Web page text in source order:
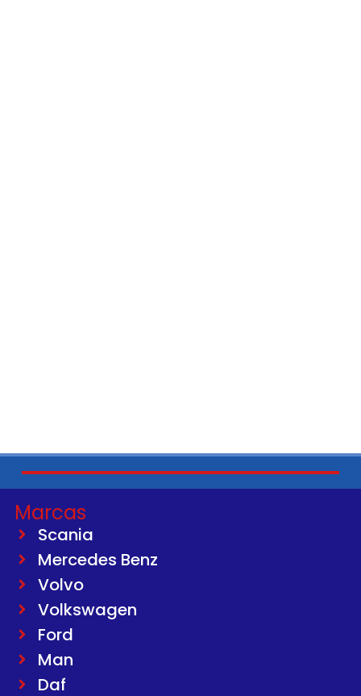
Marcas
Scania
Mercedes Benz
Volvo
Volkswagen
Ford
Man
Daf